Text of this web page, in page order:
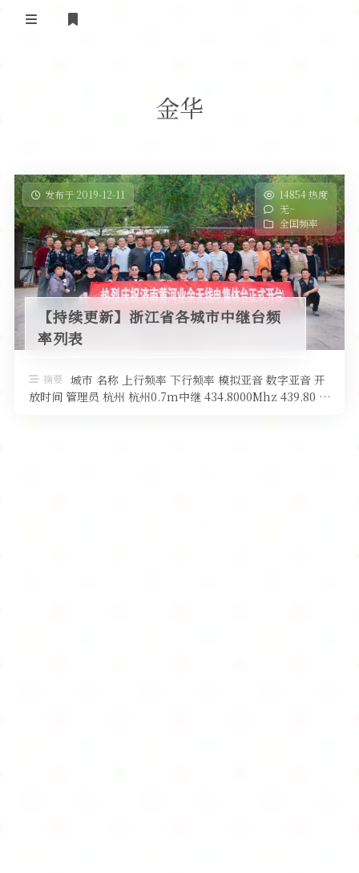
关于黄河
黄河使命
黄河新闻
政策法规
活动竞赛
行业新闻
无线电资料
BA4II
图文教程
视频资料
HAM技巧
软件
器材专区
车载类别
摩托车
编号申请
黄河直播
编号查询
金华
发布于 2019-12-11
14854 热度
无~
全国频率
【持续更新】浙江省各城市中继台频
率列表
摘要 城市 名称 上行频率 下行频率 模拟亚音 数字亚音 开
放时间 管理员 杭州 杭州0.7m中继 434.8000Mhz 439.80 …